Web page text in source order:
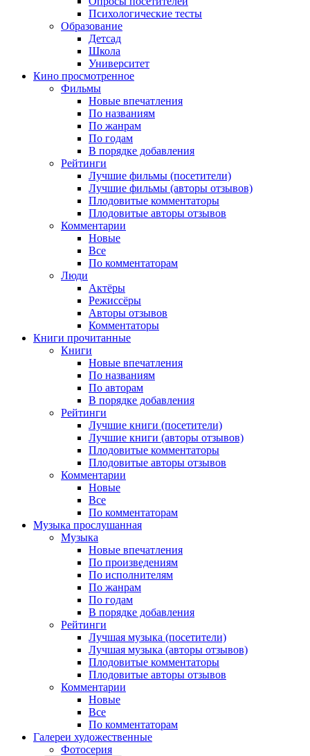
Психологические тесты
Образование
Детсад
Школа
Университет
Кино просмотренное
Фильмы
Новые впечатления
По названиям
По жанрам
По годам
В порядке добавления
Рейтинги
Лучшие фильмы (посетители)
Лучшие фильмы (авторы отзывов)
Плодовитые комментаторы
Плодовитые авторы отзывов
Комментарии
Новые
Все
По комментаторам
Люди
Актёры
Режиссёры
Авторы отзывов
Комментаторы
Книги прочитанные
Книги
Новые впечатления
По названиям
По авторам
В порядке добавления
Рейтинги
Лучшие книги (посетители)
Лучшие книги (авторы отзывов)
Плодовитые комментаторы
Плодовитые авторы отзывов
Комментарии
Новые
Все
По комментаторам
Музыка прослушанная
Музыка
Новые впечатления
По произведениям
По исполнителям
По жанрам
По годам
В порядке добавления
Рейтинги
Лучшая музыка (посетители)
Лучшая музыка (авторы отзывов)
Плодовитые комментаторы
Плодовитые авторы отзывов
Комментарии
Новые
Все
По комментаторам
Галереи художественные
Фотосерия